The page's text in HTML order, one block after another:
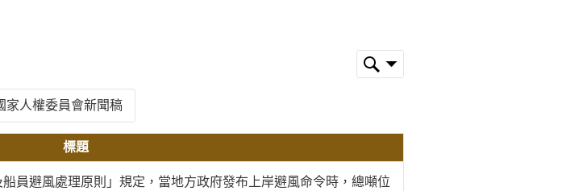
家人權委員會新聞稿
標題
員避風處理原則」規定，當地方政府發布上岸避風命令時，總噸位